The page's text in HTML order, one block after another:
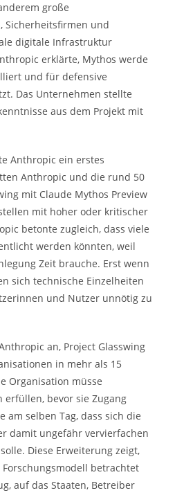
große
Sicherheitsfirmen und
digitale Infrastruktur
erklärte, Mythos werde
und für defensive
Das Unternehmen stellte
aus dem Projekt mit
Anthropic ein erstes
Anthropic und die rund 50
mit Claude Mythos Preview
mit hoher oder kritischer
betonte zugleich, dass viele
werden könnten, weil
Zeit brauche. Erst wenn
sich technische Einzelheiten
und Nutzer unnötig zu
an, Project Glasswing
in mehr als 15
Organisation müsse
bevor sie Zugang
am selben Tag, dass sich die
damit ungefähr vervierfachen
Diese Erweiterung zeigt,
betrachtet
auf das Staaten, Betreiber